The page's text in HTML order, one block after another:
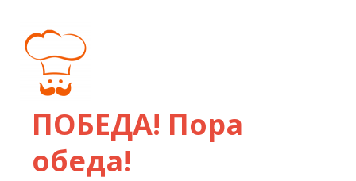
ПОБЕДА! Пора
обеда!